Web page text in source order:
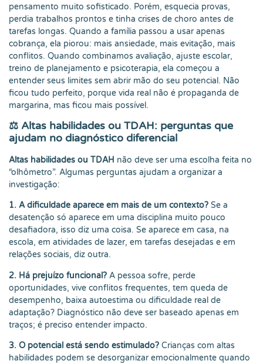
pensamento muito sofisticado. Porém, esquecia provas,
perdia trabalhos prontos e tinha crises de choro antes de
tarefas longas. Quando a família passou a usar apenas
cobrança, ela piorou: mais ansiedade, mais evitação, mais
conflitos. Quando combinamos avaliação, ajuste escolar,
treino de planejamento e psicoterapia, ela começou a
entender seus limites sem abrir mão do seu potencial. Não
ficou tudo perfeito, porque vida real não é propaganda de
margarina, mas ficou mais possível.
⚖️ Altas habilidades ou TDAH: perguntas que
ajudam no diagnóstico diferencial
Altas habilidades ou TDAH não deve ser uma escolha feita no
“olhômetro”. Algumas perguntas ajudam a organizar a
investigação:
1. A dificuldade aparece em mais de um contexto? Se a
desatenção só aparece em uma disciplina muito pouco
desafiadora, isso diz uma coisa. Se aparece em casa, na
escola, em atividades de lazer, em tarefas desejadas e em
relações sociais, diz outra.
2. Há prejuízo funcional? A pessoa sofre, perde
oportunidades, vive conflitos frequentes, tem queda de
desempenho, baixa autoestima ou dificuldade real de
adaptação? Diagnóstico não deve ser baseado apenas em
traços; é preciso entender impacto.
3. O potencial está sendo estimulado? Crianças com altas
habilidades podem se desorganizar emocionalmente quando